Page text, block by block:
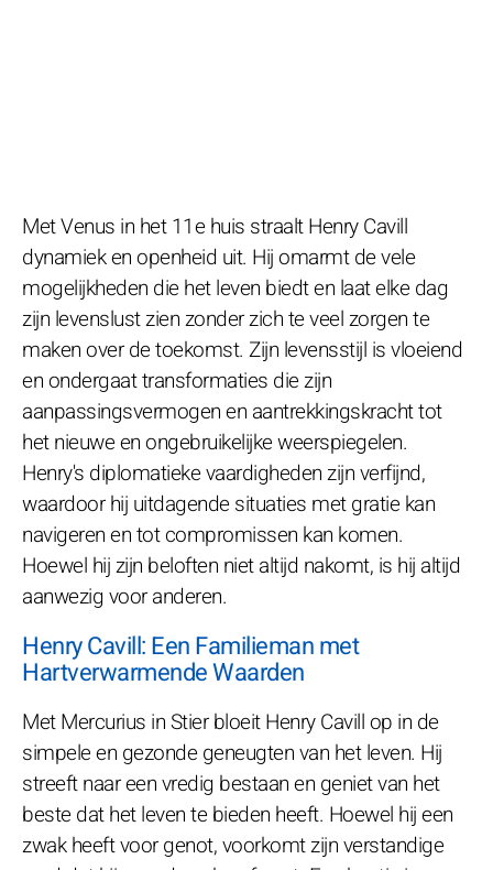
Met Venus in het 11e huis straalt Henry Cavill
dynamiek en openheid uit. Hij omarmt de vele
mogelijkheden die het leven biedt en laat elke dag
zijn levenslust zien zonder zich te veel zorgen te
maken over de toekomst. Zijn levensstijl is vloeiend
en ondergaat transformaties die zijn
aanpassingsvermogen en aantrekkingskracht tot
het nieuwe en ongebruikelijke weerspiegelen.
Henry's diplomatieke vaardigheden zijn verfijnd,
waardoor hij uitdagende situaties met gratie kan
navigeren en tot compromissen kan komen.
Hoewel hij zijn beloften niet altijd nakomt, is hij altijd
aanwezig voor anderen.
Henry Cavill: Een Familieman met
Hartverwarmende Waarden
Met Mercurius in Stier bloeit Henry Cavill op in de
simpele en gezonde geneugten van het leven. Hij
streeft naar een vredig bestaan en geniet van het
beste dat het leven te bieden heeft. Hoewel hij een
zwak heeft voor genot, voorkomt zijn verstandige